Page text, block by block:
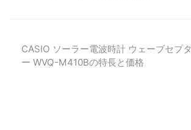
CASIO ソーラー電波時計 ウェーブセプタ
ー WVQ-M410Bの特長と価格